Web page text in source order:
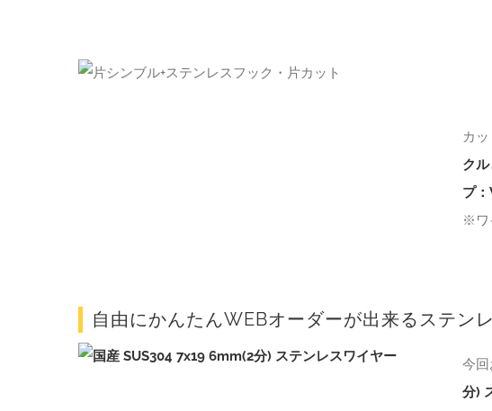
カッ
クル
プ
※ワ
自由にかんたんWEBオーダーが出来るステン
今
分)